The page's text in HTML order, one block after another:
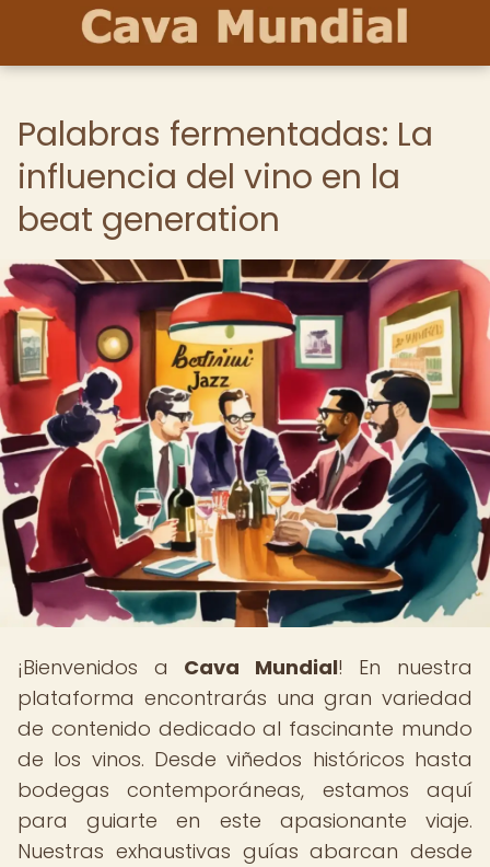
Palabras fermentadas: La
influencia del vino en la
beat generation
¡Bienvenidos a Cava Mundial! En nuestra
plataforma encontrarás una gran variedad
de contenido dedicado al fascinante mundo
de los vinos. Desde viñedos históricos hasta
bodegas contemporáneas, estamos aquí
para guiarte en este apasionante viaje.
Nuestras exhaustivas guías abarcan desde